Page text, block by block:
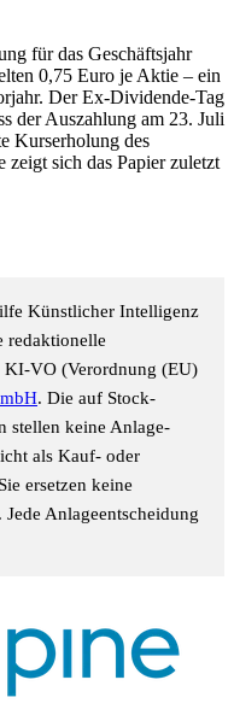
für das Geschäftsjahr
0,75 Euro je Aktie – ein
Der Ex-Dividende-Tag
der Auszahlung am 23. Juli
Kurserholung des
zeigt sich das Papier zuletzt
Künstlicher Intelligenz
redaktionelle
KI-VO (Verordnung (EU)
. Die auf Stock-
stellen keine Anlage-
als Kauf- oder
ersetzen keine
Anlageentscheidung